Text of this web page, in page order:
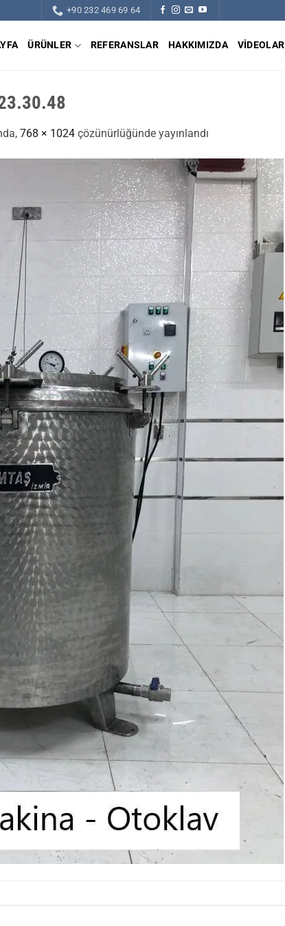
+90 232 469 69 64
ÜRÜNLER REFERANSLAR HAKKIMIZDA VIDEOLAR
768 × 1024 çözünürlüğünde yayınlandı